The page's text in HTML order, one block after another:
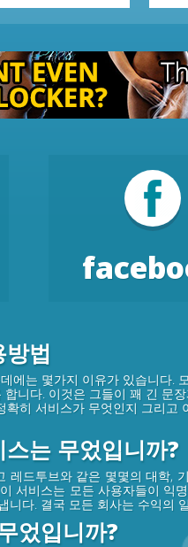
법
에는 몇가지 이유가 있습니다.
니다. 이것은 그들이 꽤 긴 문
확히 서비스가 무엇인지 그리
는 무었입니까?
레드투브와 같은 몇몇의 대학,
서비스는 모든 사용자들이
니다. 결국 모든 회사는 수익의
었입니까?